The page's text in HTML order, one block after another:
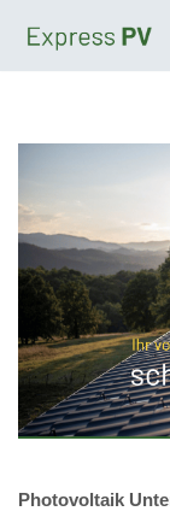
Photovoltaik